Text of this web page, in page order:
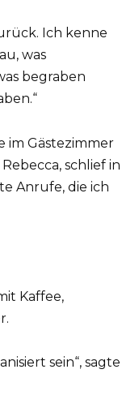
Ich kenne
was
begraben
im Gästezimmer
schlief in
Anrufe, die ich
Kaffee,
sein“, sagte